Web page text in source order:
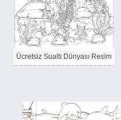
Ücretsiz Sualtı Dünyası Resim